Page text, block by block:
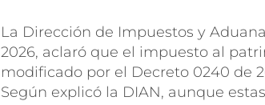
La Dirección de Impuestos y
2026, aclaró que el impuesto al
modificado por el Decreto 0240 de
Según explicó la DIAN, aunque